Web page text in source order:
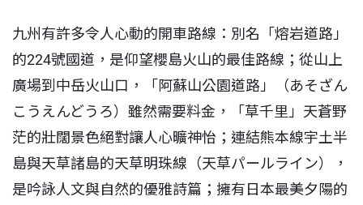
九州有許多令人心動的開車路線：別名「熔岩道路」
的224號國道，是仰望櫻島火山的最佳路線；從山上
廣場到中岳火山口，「阿蘇山公園道路」（あそざん
こうえんどうろ）雖然需要料金，「草千里」天蒼野
茫的壯闊景色絕對讓人心曠神怡；連結熊本線宇土半
島與天草諸島的天草明珠線（天草パールライン），
是吟詠人文與自然的優雅詩篇；擁有日本最美夕陽的